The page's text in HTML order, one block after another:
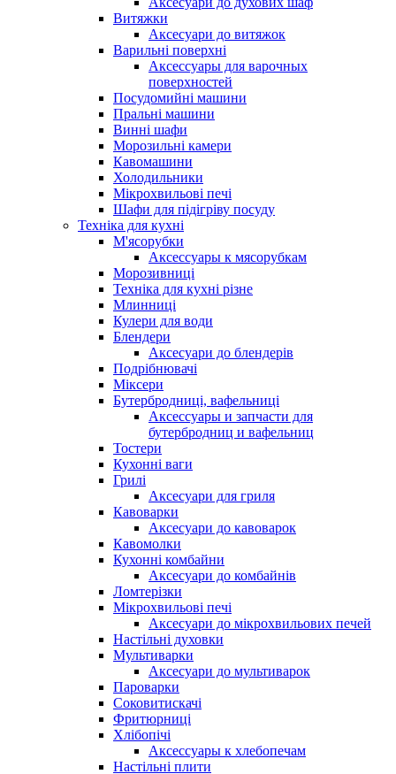
Витяжки
Аксесуари до витяжок
Варильні поверхні
Аксессуары для варочных
поверхностей
Посудомийні машини
Пральні машини
Винні шафи
Морозильні камери
Кавомашини
Холодильники
Мікрохвильові печі
Шафи для підігріву посуду
Техніка для кухні
М'ясорубки
Аксессуары к мясорубкам
Морозивниці
Техніка для кухні різне
Млинниці
Кулери для води
Блендери
Аксесуари до блендерів
Подрібнювачі
Міксери
Бутербродниці, вафельниці
Аксессуары и запчасти для
бутербродниц и вафельниц
Тостери
Кухонні ваги
Грилі
Аксесуари для гриля
Кавоварки
Аксесуари до кавоварок
Кавомолки
Кухонні комбайни
Аксесуари до комбайнів
Ломтерізки
Мікрохвильові печі
Аксесуари до мікрохвильових печей
Настільні духовки
Мультиварки
Аксесуари до мультиварок
Пароварки
Соковитискачі
Фритюрниці
Хлібопічі
Аксессуары к хлебопечам
Настільні плити